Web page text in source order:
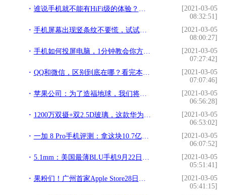
谁说手机就不能有HiFi级的体验？只因为你少了这款便携HiFi神器!
[2021-03-05
08:32:51]
手机屏幕出现竖条纹不要慌，试试比默尔清洁器!
[2021-03-05
08:00:27]
手机如何投屏电脑，1分钟教会你方法！!
[2021-03-05
07:27:42]
QQ和微信，区别到底在哪？看完本文恍然大悟!
[2021-03-05
07:07:46]
苹果公司：为了造福地球，我们将免费回收你们手中的苹果手机!
[2021-03-05
06:56:28]
1200万双摄+双2.5D玻璃，这款华为手机已降至1599元!
[2021-03-05
06:53:02]
一加 8 Pro手机评测：拿这块10.7亿色屏幕跟专业显示器比比怎么样？!
[2021-03-05
06:07:52]
5.1mm：美国最薄BLU手机9月22日将开售!
[2021-03-05
05:51:41]
果粉们！广州首家Apple Store28日开业 你想知道的都在这里！!
[2021-03-05
05:41:15]